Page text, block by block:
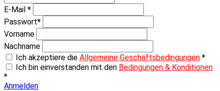
E-Mail *
Passwort*
Vorname
Nachname
Ich akzeptiere die Allgemeine Geschäftsbedingungen *
Ich bin einverstanden mit den Bedingungen & Konditionen
*
Anmelden